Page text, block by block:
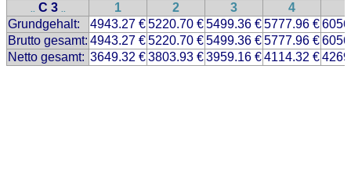
.. C 3 .. 1 2 3 4
Grundgehalt:
4943.27 €5220.70 €5499.36 €5777.96 €
Brutto gesamt: 4943.27 €5220.70 €5499.36 €5777.96 €
Netto gesamt: 3649.32 €3803.93 €3959.16 €4114.32 €